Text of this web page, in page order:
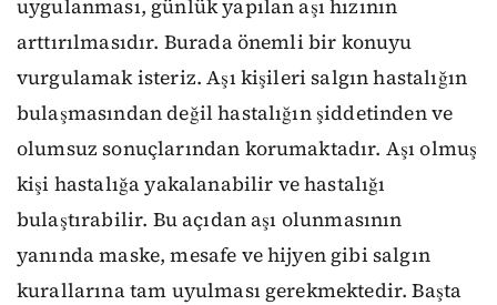
uygulanması, günlük yapılan aşı hızının
arttırılmasıdır. Burada önemli bir konuyu
vurgulamak isteriz. Aşı kişileri salgın hastalığın
bulaşmasından değil hastalığın şiddetinden ve
olumsuz sonuçlarından korumaktadır. Aşı olmuş
kişi hastalığa yakalanabilir ve hastalığı
bulaştırabilir. Bu açıdan aşı olunmasının
yanında maske, mesafe ve hijyen gibi salgın
kurallarına tam uyulması gerekmektedir. Başta